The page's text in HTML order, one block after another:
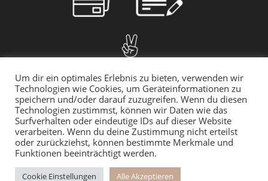
© 2025 myMILLA | Alle Preise inkl. der gesetzlichen MwSt. | *Gilt für
Um dir ein optimales Erlebnis zu bieten, verwenden wir
Technologien wie Cookies, um Geräteinformationen zu
speichern und/oder darauf zuzugreifen. Wenn du diesen
Technologien zustimmst, können wir Daten wie das
Surfverhalten oder eindeutige IDs auf dieser Website
verarbeiten. Wenn du deine Zustimmung nicht erteilst
oder zurückziehst, können bestimmte Merkmale und
Funktionen beeinträchtigt werden.
Cookie Einstellungen Alle Akzeptieren